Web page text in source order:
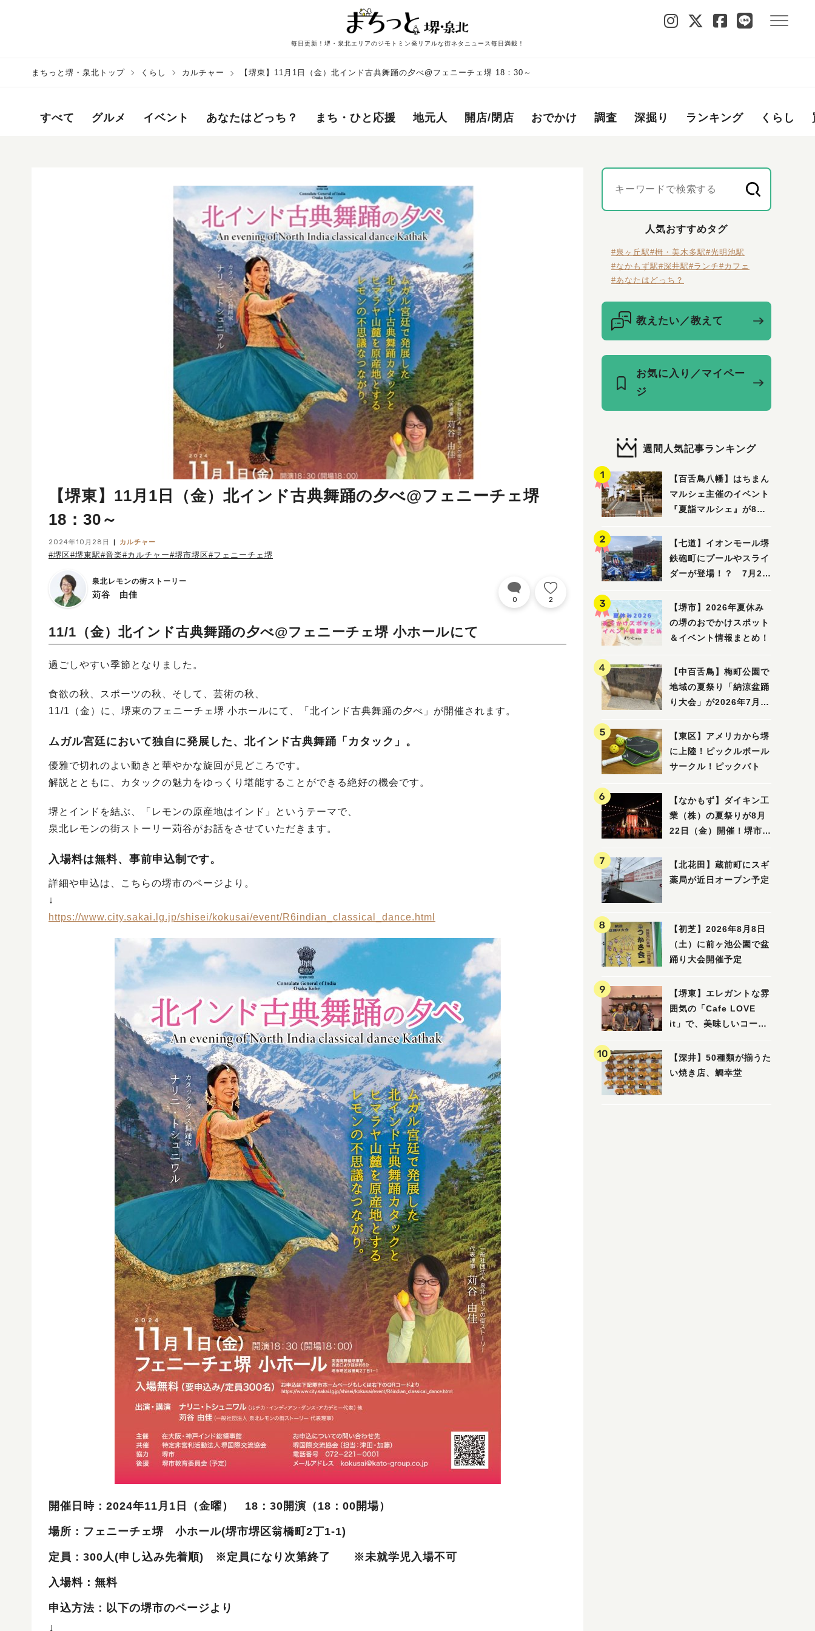
毎日更新！堺・泉北エリアのジモトミン発リアルな街ネタニュース毎日満載！
まちっと堺・泉北トップ くらし カルチャー 【堺東】11月1日（金）北インド古典舞踊の夕べ@フェニーチェ堺 18：30～
すべて グルメ イベント あなたはどっち？ まち・ひと応援 地元人 開店/閉店 おでかけ 調査 深掘り ランキング くらし
【堺東】11月1日（金）北インド古典舞踊の夕べ@フェニーチェ堺
18：30～
2024年10月28日 カルチャー
#堺区#堺東駅#音楽#カルチャー#堺市堺区#フェニーチェ堺
泉北レモンの街ストーリー
苅谷 由佳 0 2
11/1（金）北インド古典舞踊の夕べ@フェニーチェ堺 小ホールにて
過ごしやすい季節となりました。
食欲の秋、スポーツの秋、そして、芸術の秋、
11/1（金）に、堺東のフェニーチェ堺 小ホールにて、「北インド古典舞踊の夕べ」が開催されます。
ムガル宮廷において独自に発展した、北インド古典舞踊「カタック」。
優雅で切れのよい動きと華やかな旋回が見どころです。
解説とともに、カタックの魅力をゆっくり堪能することができる絶好の機会です。
堺とインドを結ぶ、「レモンの原産地はインド」というテーマで、
泉北レモンの街ストーリー苅谷がお話をさせていただきます。
入場料は無料、事前申込制です。
詳細や申込は、こちらの堺市のページより。
↓
https://www.city.sakai.lg.jp/shisei/kokusai/event/R6indian_classical_dance.html
開催日時：2024年11月1日（金曜） 18：30開演（18：00開場）
場所：フェニーチェ堺 小ホール(堺市堺区翁橋町2丁1-1)
定員：300人(申し込み先着順) ※定員になり次第終了 ※未就学児⼊場不可
入場料：無料
申込方法：以下の堺市のページより
↓
人気おすすめタグ
#泉ヶ丘駅#栂・美木多駅#光明池駅
#なかもず駅#深井駅#ランチ#カフェ
#あなたはどっち？
教えたい／教えて
お気に入り／マイペー
ジ
週間人気記事ランキング
【百舌鳥八幡】はちまん
マルシェ主催のイベント
『夏詣マルシェ』が8月2
【七道】イオンモール堺
鉄砲町にプールやスライ
ダーが登場！？ 7月25
「赤レンガ広場 Kid's
Water PARK 2026」が
開催
【堺市】2026年夏休み
の堺のおでかけスポット
＆イベント情報まとめ！
【中百舌鳥】梅町公園で
地域の夏祭り「納涼盆踊
り大会」が2026年7月26
【東区】アメリカから堺
に上陸！ピックルボール
サークル！ピックバト
【なかもず】ダイキン工
業（株）の夏祭りが8月
22日（金）開催！堺市北
納涼祭
【北花田】蔵前町にスギ
薬局が近日オープン予定
【初芝】2026年8月8日
（土）に前ヶ池公園で盆
踊り大会開催予定
【堺東】エレガントな雰
囲気の「Cafe LOVE
it」で、美味しいコーヒ
【深井】50種類が揃うた
い焼き店、鯛幸堂